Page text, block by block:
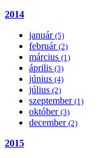
2014
január (5)
február (2)
március (1)
április (3)
június (4)
július (2)
szeptember (1)
október (3)
december (2)
2015